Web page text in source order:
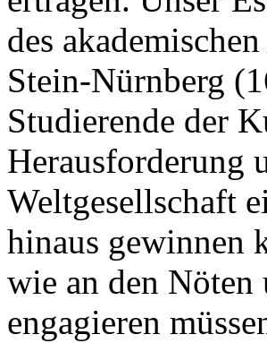
des
Stein-Nürnberg
Studierende der
Herausforderung
Weltgesellschaft
hinaus gewinnen
wie an den Nöten
engagieren